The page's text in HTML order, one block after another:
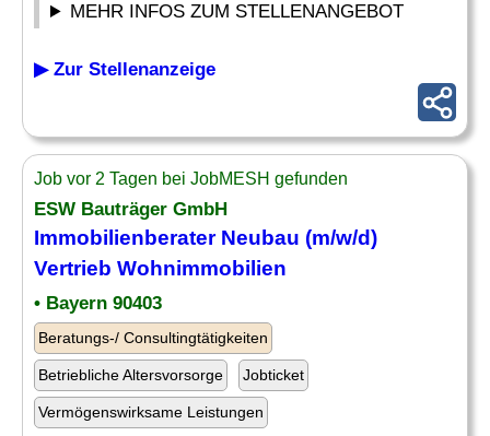
MEHR INFOS ZUM STELLENANGEBOT
▶ Zur Stellenanzeige
Job vor 2 Tagen bei JobMESH gefunden
ESW Bauträger GmbH
Immobilienberater Neubau (m/w/d)
Vertrieb Wohnimmobilien
• Bayern 90403
Beratungs-/ Consultingtätigkeiten
Betriebliche Altersvorsorge Jobticket
Vermögenswirksame Leistungen